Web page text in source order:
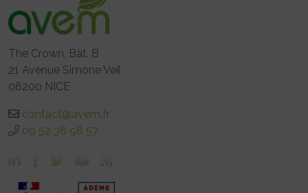
The Crown, Bât. B
21 Avenue Simone Veil
06200 NICE
contact@avem.fr
09 52 38 98 57